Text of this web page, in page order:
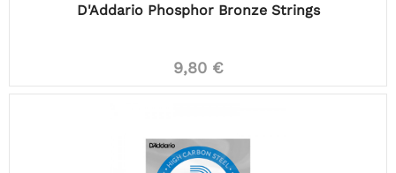
D'Addario Phosphor Bronze Strings
9,80 €